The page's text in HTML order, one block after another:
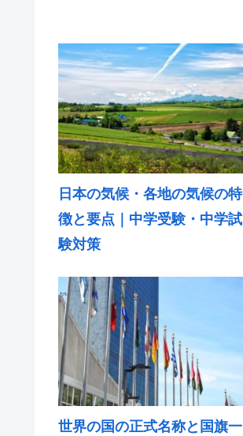
日本の気候・各地の気候の特
徴と要点｜中学受験・中学試
験対策
世界の国の正式名称と国旗一